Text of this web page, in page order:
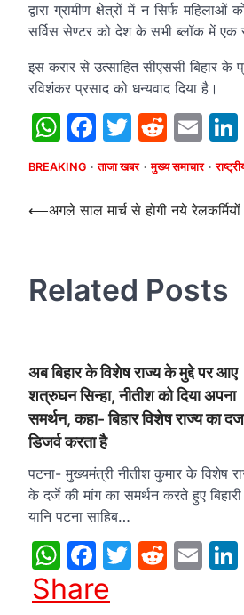
द्वारा ग्रामीण क्षेत्रों में न सिर्फ
सर्विस सेण्टर को देश के सभी ब्लॉक में एक
इस करार से उत्साहित सीएससी बिहार के
रविशंकर प्रसाद को धन्यवाद दिया है।
WhatsApp
Facebook
Twitter
BREAKING ताजा खबर मुख्य समाचार
Post
⟵अगले साल मार्च से होगी नये
Related Posts
अब बिहार के विशेष राज्य के मुद्दे पर आए
शत्रुघन सिन्हा, नीतीश को दिया अपना
समर्थन, कहा- बिहार विशेष राज्य का
डिजर्व करता है
पटना- मुख्यमंत्री नीतीश कुमार के विशेष
के दर्जे की मांग का समर्थन करते हुए बिहारी
यानि पटना साहिब…
WhatsApp
Facebook
Twitter
Reddit
Share